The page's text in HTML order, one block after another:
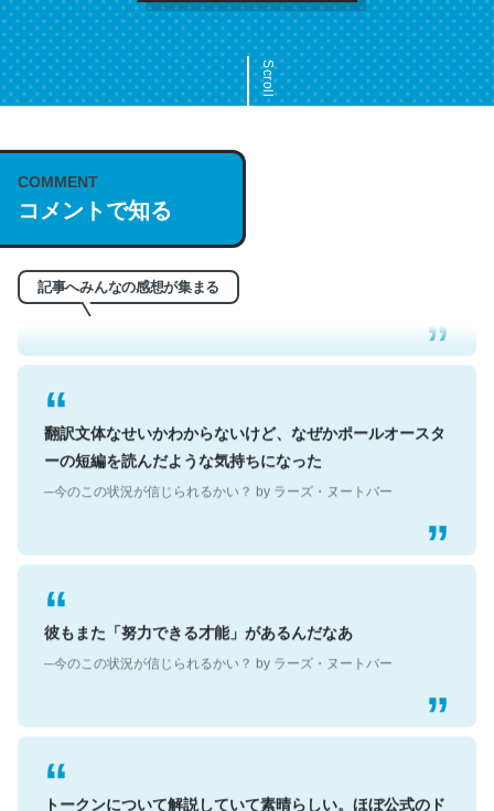
Scroll
COMMENT
コメントで知る
記事へみんなの感想が集まる
これは名文。彼はとてもクレバーなんだろうなと凄く思
う。英語少しでも読める人は原文もお勧め。自分はこの流
れ好き。Let’s Fucking Go. Then Covid hit. Shit.
─今のこの状況が信じられるかい？ by ラーズ・ヌートバー
翻訳文体なせいかわからないけど、なぜかポールオースタ
ーの短編を読んだような気持ちになった
彼もまた「努力できる才能」があるんだなあ
トークンについて解説していて素晴らしい。ほぼ公式のド